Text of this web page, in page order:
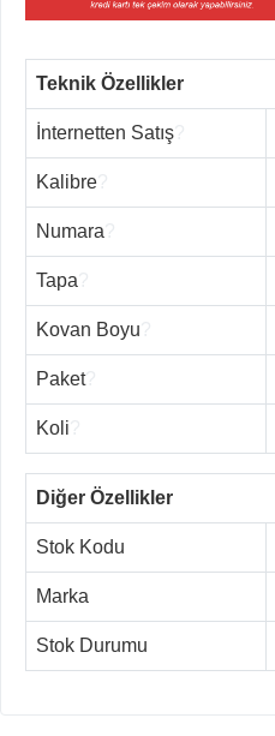
Teknik Özellikler
İnternetten Satış
Kalibre
Numara
Tapa
Kovan Boyu
Paket?
Koli
Diğer Özellikler
Stok Kodu
Marka
Stok Durumu